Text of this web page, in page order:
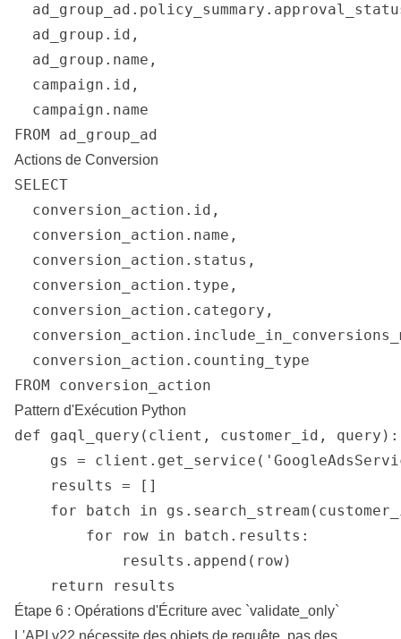
  ad_group.id,
  ad_group.name,
  campaign.id,
  campaign.name
FROM ad_group_ad
Actions de Conversion
SELECT
  conversion_action.id,
  conversion_action.name,
  conversion_action.status,
  conversion_action.type,
  conversion_action.category,
  conversion_action.counting_type
FROM conversion_action
Pattern d'Exécution Python
def gaql_query(client, customer_id, query):
gs =
    results = []
for batch in
        for row in batch.results:
            results.append(row)
    return results
Étape 6 : Opérations d'Écriture avec `validate_only`
L'API v22 nécessite des objets de requête, pas des